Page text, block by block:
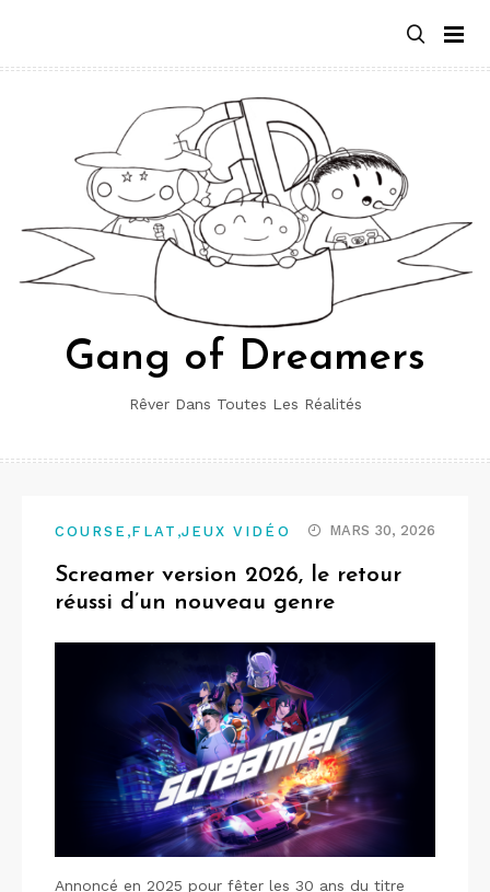
contenu
Gang of Dreamers
Rêver Dans Toutes Les Réalités
COURSE ,FLAT ,JEUX VIDÉO MARS 30, 2026
Screamer version 2026, le retour
réussi d’un nouveau genre
Annoncé en 2025 pour fêter les 30 ans du titre